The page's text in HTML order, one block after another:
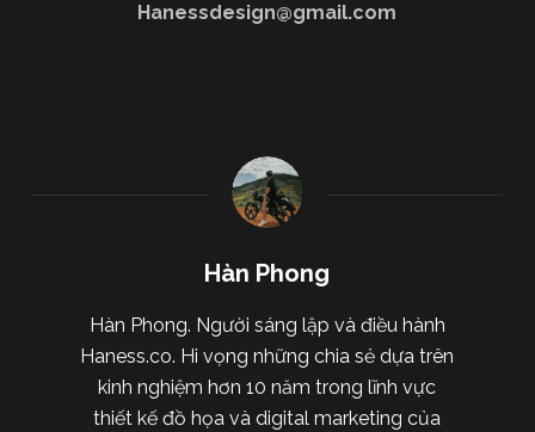
Hanessdesign@gmail.com
Hàn Phong
Hàn Phong. Người sáng lập và điều hành
Haness.co. Hi vọng những chia sẻ dựa trên
kinh nghiệm hơn 10 năm trong lĩnh vực
thiết kế đồ họa và digital marketing của